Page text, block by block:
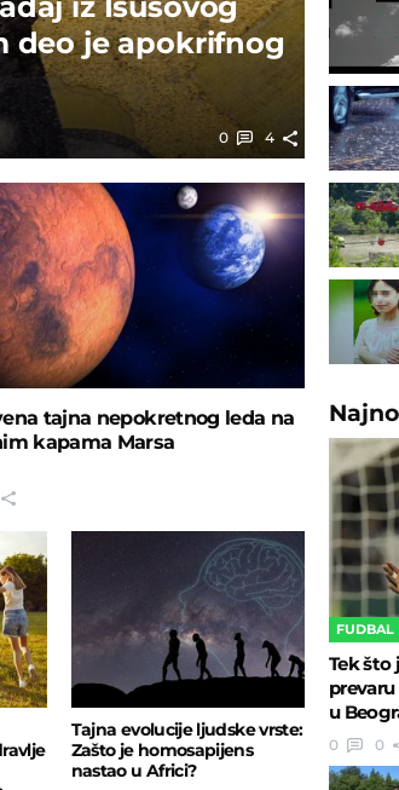
iz Isusovog
deo je apokrifnog
0 4
tajna nepokretnog leda na
kapama Marsa
Tajna evolucije ljudske vrste:
Zašto je homosapijens
nastao u Africi?
FUDBAL
Tek što
u
0
0